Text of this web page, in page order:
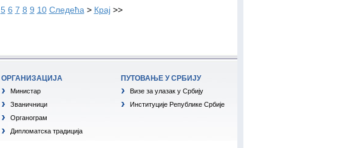
5 6 7 8 9 10 Следећа > Крај>>
ОРГАНИЗАЦИЈА
Министар
Званичници
Органограм
Дипломатска традиција
ПУТОВАЊЕ У СРБИЈУ
Визе за улазак у Србију
Институције Републике Србије